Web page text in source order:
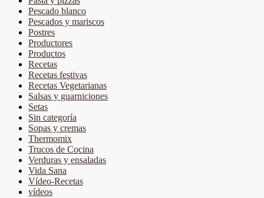
Pescado blanco
Pescados y mariscos
Postres
Productores
Productos
Recetas
Recetas festivas
Recetas Vegetarianas
Salsas y guarniciones
Setas
Sin categoría
Sopas y cremas
Thermomix
Trucos de Cocina
Verduras y ensaladas
Vida Sana
Vídeo-Recetas
vídeos